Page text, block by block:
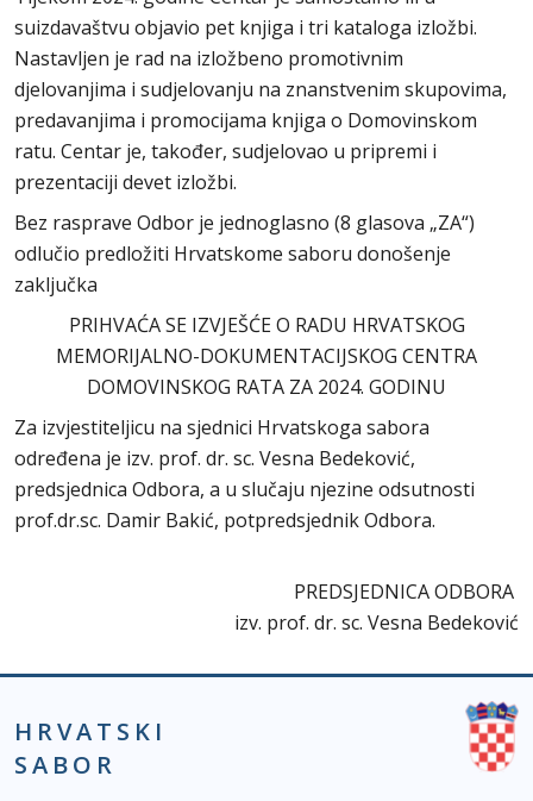
suizdavaštvu objavio pet knjiga i tri kataloga izložbi.
Nastavljen je rad na izložbeno promotivnim
djelovanjima i sudjelovanju na znanstvenim skupovima,
predavanjima i promocijama knjiga o Domovinskom
ratu. Centar je, također, sudjelovao u pripremi i
prezentaciji devet izložbi.
Bez rasprave Odbor je jednoglasno (8 glasova „ZA“)
odlučio predložiti Hrvatskome saboru donošenje
zaključka
PRIHVAĆA SE IZVJEŠĆE O RADU HRVATSKOG
MEMORIJALNO-DOKUMENTACIJSKOG CENTRA
DOMOVINSKOG RATA ZA 2024. GODINU
Za izvjestiteljicu na sjednici Hrvatskoga sabora
određena je izv. prof. dr. sc. Vesna Bedeković,
predsjednica Odbora, a u slučaju njezine odsutnosti
prof.dr.sc. Damir Bakić, potpredsjednik Odbora.
PREDSJEDNICA ODBORA
izv. prof. dr. sc. Vesna Bedeković
HRVATSKI
SABOR